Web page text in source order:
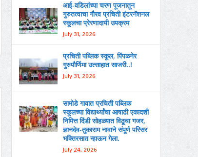
आई-वडिलांच्या चरण पूजनातून
गुरुतत्वाचा गौरव प्रचिती इंटरनॅशनल
स्कूलचा प्रेरणादायी उपक्रम
July 31, 2026
प्रचिती पब्लिक स्कूल, पिंपळनेर
गुरुपौर्णिमा उत्साहात साजरी..!
July 31, 2026
सामोडे गावात प्रचिती पब्लिक
स्कूलच्या विद्यार्थ्यांचा आषाढी एकादशी
निमित्त दिंडी सोहळ्यात विठूचा गजर,
ज्ञानदेव-तुकाराम नावाने संपूर्ण परिसर
भक्तिरसात न्हाऊन गेला.
July 24, 2026